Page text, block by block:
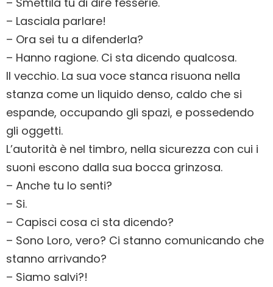
– Lasciala parlare!
– Ora sei tu a difenderla?
– Hanno ragione. Ci sta dicendo qualcosa.
Il vecchio. La sua voce stanca risuona nella
stanza come un liquido denso, caldo che si
espande, occupando gli spazi, e possedendo
gli oggetti.
L’autorità è nel timbro, nella sicurezza con cui i
suoni escono dalla sua bocca grinzosa.
– Anche tu lo senti?
– Si.
– Capisci cosa ci sta dicendo?
– Sono Loro, vero? Ci stanno comunicando che
stanno arrivando?
– Siamo salvi?!